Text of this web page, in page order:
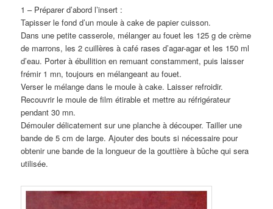
1 – Préparer d’abord l’insert :
Tapisser le fond d’un moule à cake de papier cuisson.
Dans une petite casserole, mélanger au fouet les 125 g de crème
de marrons, les 2 cuillères à café rases d’agar-agar et les 150 ml
d’eau. Porter à ébullition en remuant constamment, puis laisser
frémir 1 mn, toujours en mélangeant au fouet.
Verser le mélange dans le moule à cake. Laisser refroidir.
Recouvrir le moule de film étirable et mettre au réfrigérateur
pendant 30 mn.
Démouler délicatement sur une planche à découper. Tailler une
bande de 5 cm de large. Ajouter des bouts si nécessaire pour
obtenir une bande de la longueur de la gouttière à bûche qui sera
utilisée.